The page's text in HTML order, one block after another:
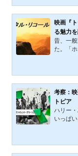
て扱わ
に魂は
デッカ
志、反
界を問
公開さ
映画『
る魅力
昔、一
た。「
し、懐
今回語
干のト
リコー
た子供
ァンの
考察：
トピア
ハリー
いっぱ
近未来
える。